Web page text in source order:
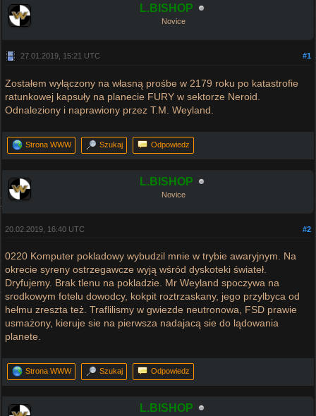
L.BISHOP
Novice
#1
27.01.2019, 15:21 UTC
Zostałem wyłączony na własną prośbe w 2179 roku po katastrofie
ratunkowej kapsuły na planecie FURY w sektorze Neroid.
Odnaleziony i naprawiony przez T.M. Weyland.
Strona WWW Szukaj Odpowiedz
L.BISHOP
Novice
#2
20.02.2019, 16:40 UTC
0220 Komputer pokladowy wybudzil mnie w trybie awaryjnym. Na
okrecie syreny ostrzegawcze wyją wśród dyskoteki świateł.
Dryfujemy. Brak tlenu na pokladzie. Mr Weyland spoczywa na
srodkowym fotelu dowodcy, kokpit roztrzaskany, jego przylbyca od
hełmu zreszta też. Traflilismy w gwiezde neutronowa, FSD prawie
usmażony, kieruje sie na pierwsza nadajacą sie do lądowania
planete.
Strona WWW Szukaj Odpowiedz
L.BISHOP